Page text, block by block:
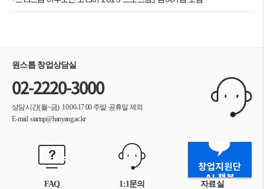
원스톱 창업상담실
02-2220-3000
상담시간(월~금) 10:00-17:00 주말·공휴일 제외
E-mail startup@hanyang.ac.kr
FAQ 1:1문의 자료실